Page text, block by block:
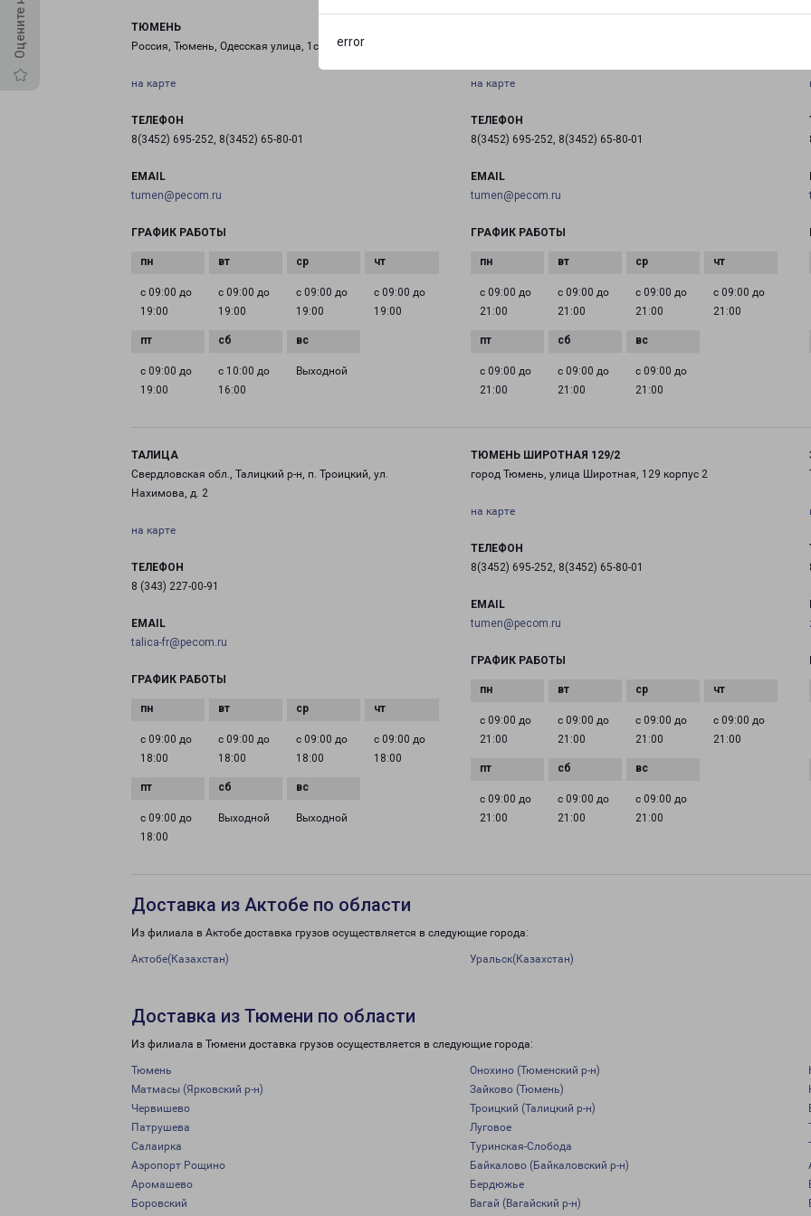
error
ТЮМЕНЬ
Россия, Тюмень, Одесская улица, 1с79
на карте
ТЕЛЕФОН
8(3452) 695-252, 8(3452) 65-80-01
EMAIL
tumen@pecom.ru
ГРАФИК РАБОТЫ
с 09:00 до
19:00
с 09:00 до
19:00
с 09:00 до
19:00
с 09:00 до
19:00
с 09:00 до
19:00
с 10:00 до
16:00
Выходной
на карте
ТЕЛЕФОН
8(3452) 695-252, 8(3452) 65-80-01
EMAIL
tumen@pecom.ru
ГРАФИК РАБОТЫ
с 09:00 до
21:00
с 09:00 до
21:00
с 09:00 до
21:00
с 09:00 до
21:00
с 09:00 до
21:00
с 09:00 до
21:00
с 09:00 до
21:00
ТАЛИЦА
Свердловская обл., Талицкий р-н, п. Троицкий, ул.
Нахимова, д. 2
на карте
ТЕЛЕФОН
8 (343) 227-00-91
EMAIL
talica-fr@pecom.ru
ГРАФИК РАБОТЫ
с 09:00 до
18:00
с 09:00 до
18:00
с 09:00 до
18:00
с 09:00 до
18:00
с 09:00 до
18:00
Выходной Выходной
ТЮМЕНЬ ШИРОТНАЯ 129/2
город Тюмень, улица Широтная, 129 корпус 2
на карте
ТЕЛЕФОН
8(3452) 695-252, 8(3452) 65-80-01
EMAIL
tumen@pecom.ru
ГРАФИК РАБОТЫ
с 09:00 до
21:00
с 09:00 до
21:00
с 09:00 до
21:00
с 09:00 до
21:00
с 09:00 до
21:00
с 09:00 до
21:00
с 09:00 до
21:00
Доставка из Актобе по области
Из филиала в Актобе доставка грузов осуществляется в следующие города:
Актобе(Казахстан) Уральск(Казахстан)
Доставка из Тюмени по области
Из филиала в Тюмени доставка грузов осуществляется в следующие города:
Тюмень Онохино (Тюменский р-н)
Матмасы (Ярковский р-н)
Зайково (Тюмень)
Червишево
Троицкий (Талицкий р-н)
Патрушева
Луговое
Салаирка
Туринская-Слобода
Аэропорт Рощино
Байкалово (Байкаловский р-н)
Аромашево
Бердюжье
Боровский
Вагай (Вагайский р-н)